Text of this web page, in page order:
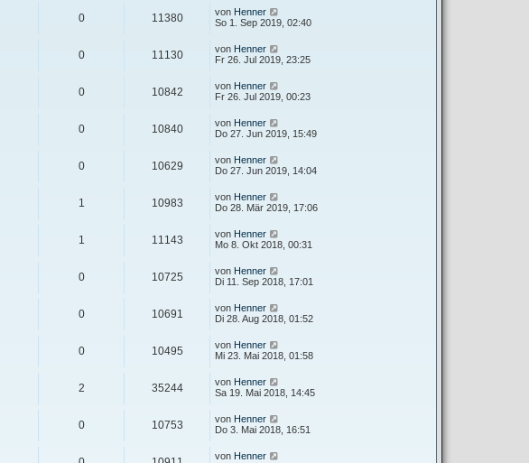
0 11380 von Henner
So 1. Sep 2019, 02:40
0 11130 von Henner
Fr 26. Jul 2019, 23:25
0 10842 von Henner
Fr 26. Jul 2019, 00:23
0 10840 von Henner
Do 27. Jun 2019, 15:49
0 10629 von Henner
Do 27. Jun 2019, 14:04
1 10983 von Henner
Do 28. Mär 2019, 17:06
1 11143 von Henner
Mo 8. Okt 2018, 00:31
0 10725 von Henner
Di 11. Sep 2018, 17:01
0 10691 von Henner
Di 28. Aug 2018, 01:52
0 10495 von Henner
Mi 23. Mai 2018, 01:58
2 35244 von Henner
Sa 19. Mai 2018, 14:45
0 10753 von Henner
Do 3. Mai 2018, 16:51
von Henner